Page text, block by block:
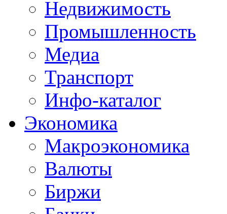
Недвижимость
Промышленность
Медиа
Транспорт
Инфо-каталог
Экономика
Макроэкономика
Валюты
Биржи